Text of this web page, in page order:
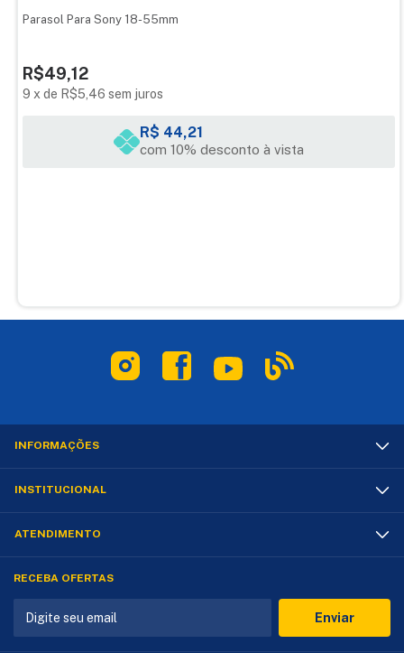
Parasol Para Sony 18-55mm
R$49,12
9 x de R$5,46 sem juros
R$ 44,21
com 10% desconto à vista
INFORMAÇÕES
INSTITUCIONAL
ATENDIMENTO
RECEBA OFERTAS